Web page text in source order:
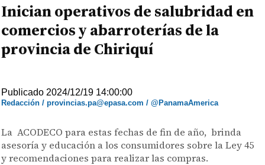
Inician operativos de salubridad en
comercios y abarroterías de la
provincia de Chiriquí
Publicado 2024/12/19 14:00:00
Redacción / provincias.pa@epasa.com / @PanamaAmerica
La ACODECO para estas fechas de fin de año, brinda
asesoría y educación a los consumidores sobre la Ley 45
y recomendaciones para realizar las compras.